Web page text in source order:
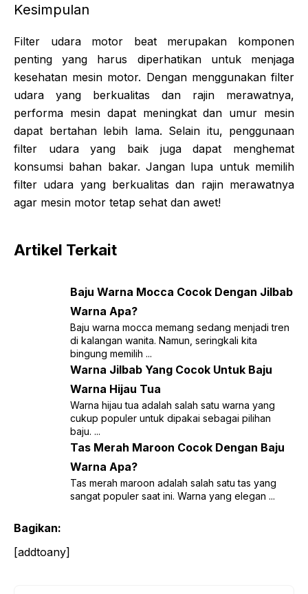
Kesimpulan
Filter udara motor beat merupakan komponen
penting yang harus diperhatikan untuk menjaga
kesehatan mesin motor. Dengan menggunakan filter
udara yang berkualitas dan rajin merawatnya,
performa mesin dapat meningkat dan umur mesin
dapat bertahan lebih lama. Selain itu, penggunaan
filter udara yang baik juga dapat menghemat
konsumsi bahan bakar. Jangan lupa untuk memilih
filter udara yang berkualitas dan rajin merawatnya
agar mesin motor tetap sehat dan awet!
Artikel Terkait
Baju Warna Mocca Cocok Dengan Jilbab
Warna Apa?
Baju warna mocca memang sedang menjadi tren
di kalangan wanita. Namun, seringkali kita
bingung memilih ...
Warna Jilbab Yang Cocok Untuk Baju
Warna Hijau Tua
Warna hijau tua adalah salah satu warna yang
cukup populer untuk dipakai sebagai pilihan
baju. ...
Tas Merah Maroon Cocok Dengan Baju
Warna Apa?
Tas merah maroon adalah salah satu tas yang
sangat populer saat ini. Warna yang elegan ...
Bagikan:
[addtoany]